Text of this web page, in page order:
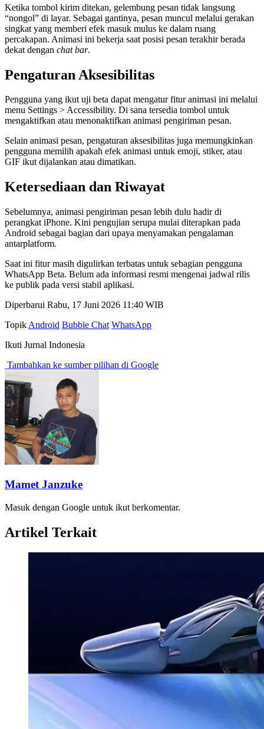
Ketika tombol kirim ditekan, gelembung pesan tidak langsung
“nongol” di layar. Sebagai gantinya, pesan muncul melalui gerakan
singkat yang memberi efek masuk mulus ke dalam ruang
percakapan. Animasi ini bekerja saat posisi pesan terakhir berada
dekat dengan chat bar.
Pengaturan Aksesibilitas
Pengguna yang ikut uji beta dapat mengatur fitur animasi ini melalui
menu Settings > Accessibility. Di sana tersedia tombol untuk
mengaktifkan atau menonaktifkan animasi pengiriman pesan.
Selain animasi pesan, pengaturan aksesibilitas juga memungkinkan
pengguna memilih apakah efek animasi untuk emoji, stiker, atau
GIF ikut dijalankan atau dimatikan.
Ketersediaan dan Riwayat
Sebelumnya, animasi pengiriman pesan lebih dulu hadir di
perangkat iPhone. Kini pengujian serupa mulai diterapkan pada
Android sebagai bagian dari upaya menyamakan pengalaman
antarplatform.
Saat ini fitur masih digulirkan terbatas untuk sebagian pengguna
WhatsApp Beta. Belum ada informasi resmi mengenai jadwal rilis
ke publik pada versi stabil aplikasi.
Diperbarui Rabu, 17 Juni 2026 11:40 WIB
Topik Android Bubble Chat WhatsApp
Ikuti Jurnal Indonesia
Tambahkan ke sumber pilihan di Google
Mamet Janzuke
Masuk dengan Google untuk ikut berkomentar.
Artikel Terkait